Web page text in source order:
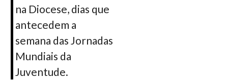
na Diocese, dias que
antecedem a
semana das Jornadas
Mundiais da
Juventude.